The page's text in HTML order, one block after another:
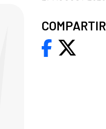
COMPARTIR